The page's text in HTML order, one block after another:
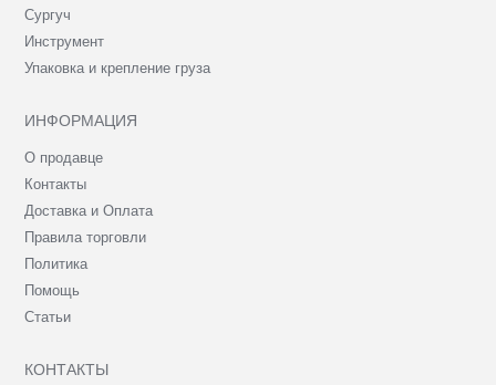
Сургуч
Инструмент
Упаковка и крепление груза
ИНФОРМАЦИЯ
О продавце
Контакты
Доставка и Оплата
Правила торговли
Политика
Помощь
Статьи
КОНТАКТЫ